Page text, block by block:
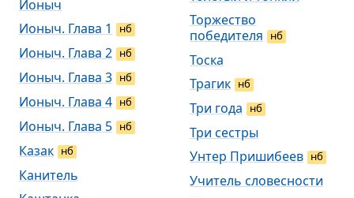
Ионыч
Ионыч. Глава 1
нб
Ионыч. Глава 2 нб
Ионыч. Глава 3 нб
Ионыч. Глава 4 нб
Ионыч. Глава 5 нб
Казак нб
Канитель
Торжество
победителя
нб
Тоска
Трагик нб
Три года нб
Три сестры
Унтер Пришибеев нб
Учитель словесности